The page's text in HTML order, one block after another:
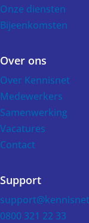
Onze diensten
Bijeenkomsten
Over ons
Over Kennisnet
Medewerkers
Samenwerking
Vacatures
Contact
Support
0800 321 22 33